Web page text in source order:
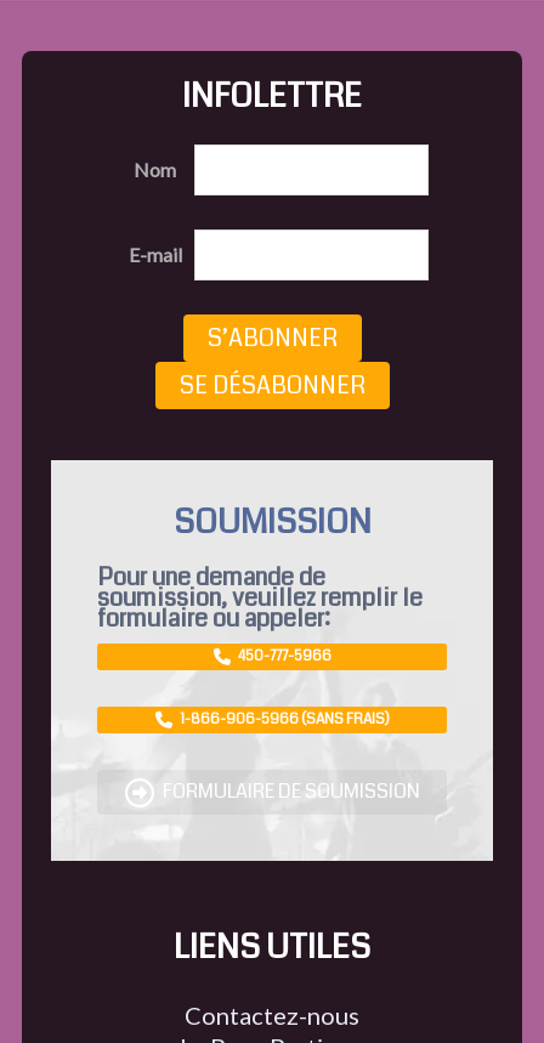
INFOLETTRE
Nom
E-mail
S’ABONNER
SE DÉSABONNER
SOUMISSION
Pour une demande de
soumission, veuillez remplir le
formulaire ou appeler:
450-777-5966
1-866-906-5966 (SANS FRAIS)
FORMULAIRE DE SOUMISSION
LIENS UTILES
Contactez-nous